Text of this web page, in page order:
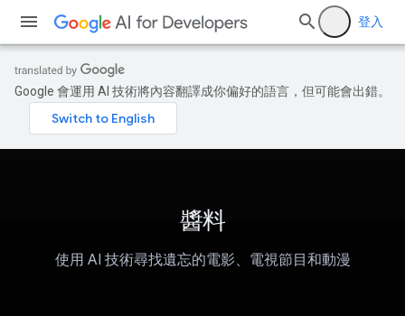
登入
Google 會運用 AI 技術將內容翻譯成你偏好的語言，但可能會出錯。
醬料
使用 AI 技術尋找遺忘的電影、電視節目和動漫